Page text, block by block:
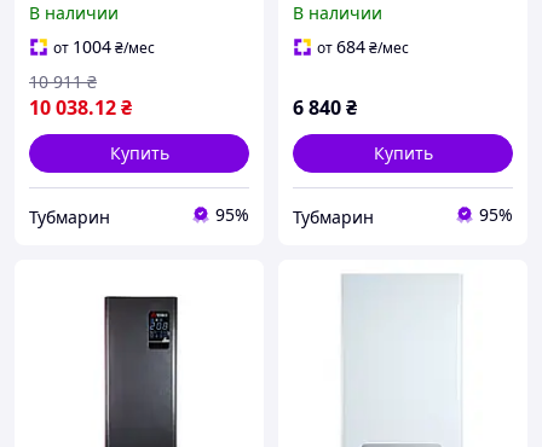
навесной электрокотел
для квартиры и дома
В наличии
от 1004₴/мес
10 038.12₴
10 911 ₴
Купить
Тубмарин 95%
DKE
В наличии
от684₴/мес
6 840₴
Купить
Тубмарин 95%